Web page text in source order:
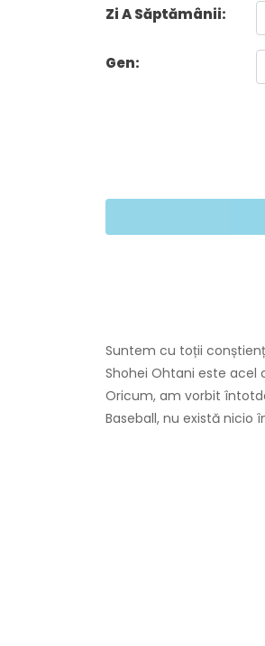
Zi A Săptămânii:
Gen:
Suntem cu toții
Shohei Ohtani este acel
Oricum, am vorbit
Baseball, nu există nicio